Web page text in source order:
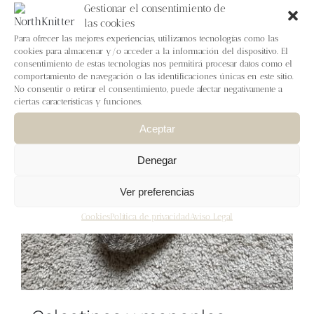
Gestionar el consentimiento de
las cookies
Para ofrecer las mejores experiencias, utilizamos tecnologías como las
cookies para almacenar y/o acceder a la información del dispositivo. El
consentimiento de estas tecnologías nos permitirá procesar datos como el
comportamiento de navegación o las identificaciones únicas en este sitio.
No consentir o retirar el consentimiento, puede afectar negativamente a
ciertas características y funciones.
Aceptar
Denegar
Ver preferencias
CookiesPolítica de privacidad Aviso Legal
Blog
Contacto
Newsletter
Carrito